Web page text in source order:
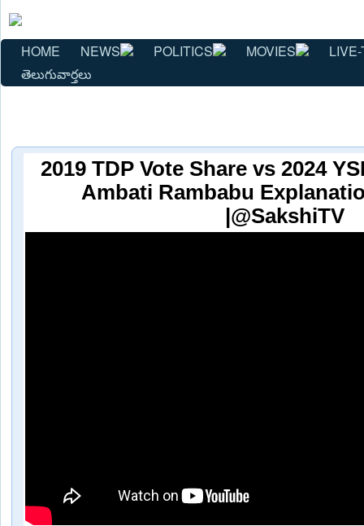
HOME NEWS POLITICS MOVIES
తెలుగువార్తలు
2019 TDP Vote Share vs 2024
Ambati Rambabu
|@SakshiTV​